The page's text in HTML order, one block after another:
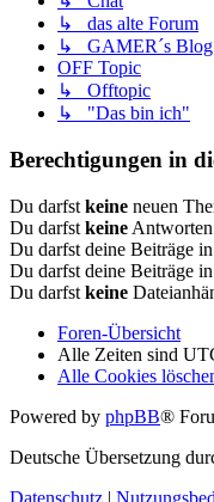
↳ das alte Forum
↳ GAMER´s Blog
OFF Topic
↳ Offtopic
↳ "Das bin ich"
Berechtigungen in
Du darfst keine neuen
Du darfst keine
Du darfst deine Beiträge
Du darfst deine Beiträge
Du darfst keine
Foren-Übersicht
Alle Zeiten sind
Alle Cookies
Powered by phpBB®
Deutsche Übersetzung
Datenschutz |